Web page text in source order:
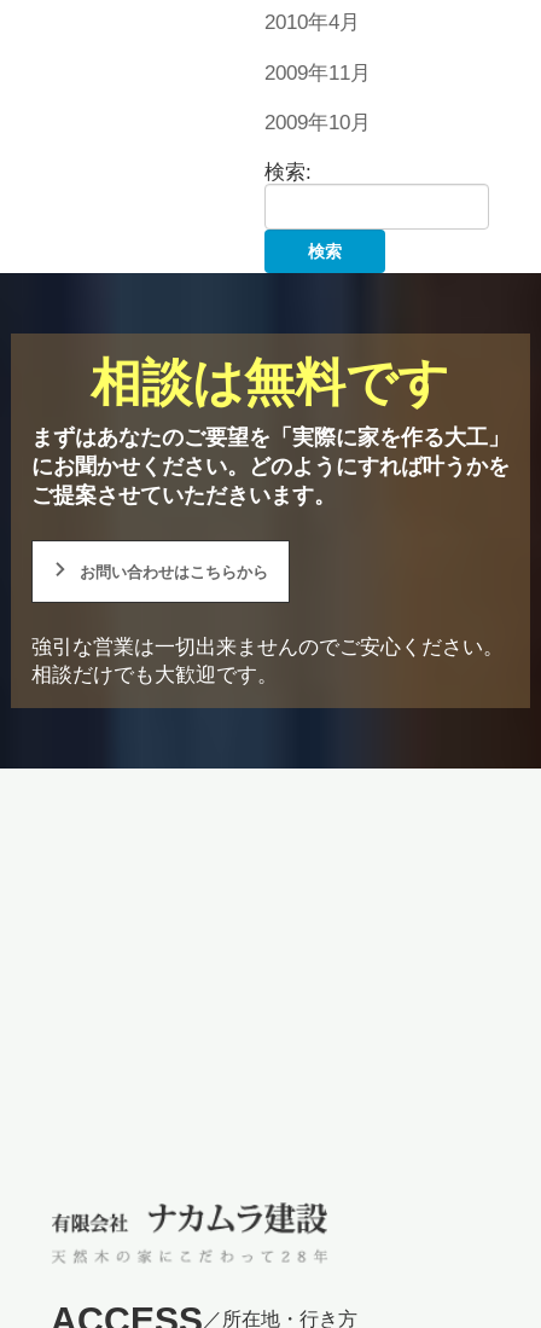
2010年4月
2009年11月
2009年10月
検索:
相談は無料です
まずはあなたのご要望を「実際に家を作る大工」
にお聞かせください。
どのようにすれば叶うかを
ご提案させていただきいます。
お問い合わせはこちらから
強引な営業は一切出来ませんのでご安心ください。
相談だけでも大歓迎です。
／所在地・行き方